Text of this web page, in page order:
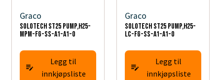
Graco
SOLOTECH ST25 PUMP,H25-
MPM-FG-SS-A1-A1-0
Legg til
innkjøpsliste
Graco
SOLOTECH ST25 PUMP,H25-
LC-FG-SS-A1-A1-0
Legg til
innkjøpsliste